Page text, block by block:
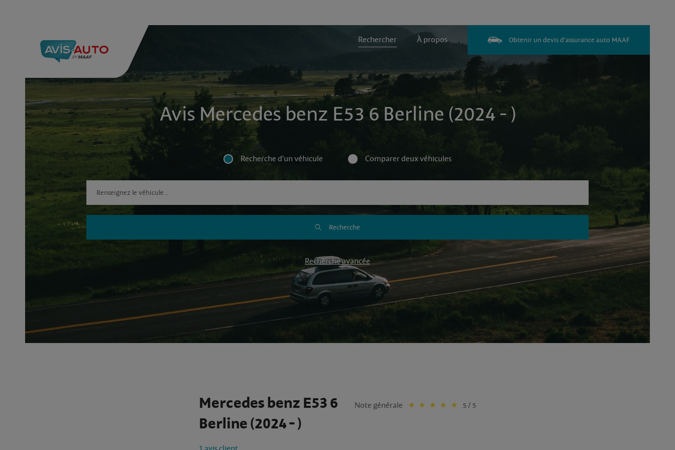
Rechercher À propos Obtenir un devis d'assurance auto MAAF
Avis Mercedes benz E53 6 Berline (2024 - )
Recherche d'un véhicule Comparer deux véhicules
Recherche
Recherche avancée
Mercedes benz E53 6
Berline (2024 - )
Note générale 5 / 5